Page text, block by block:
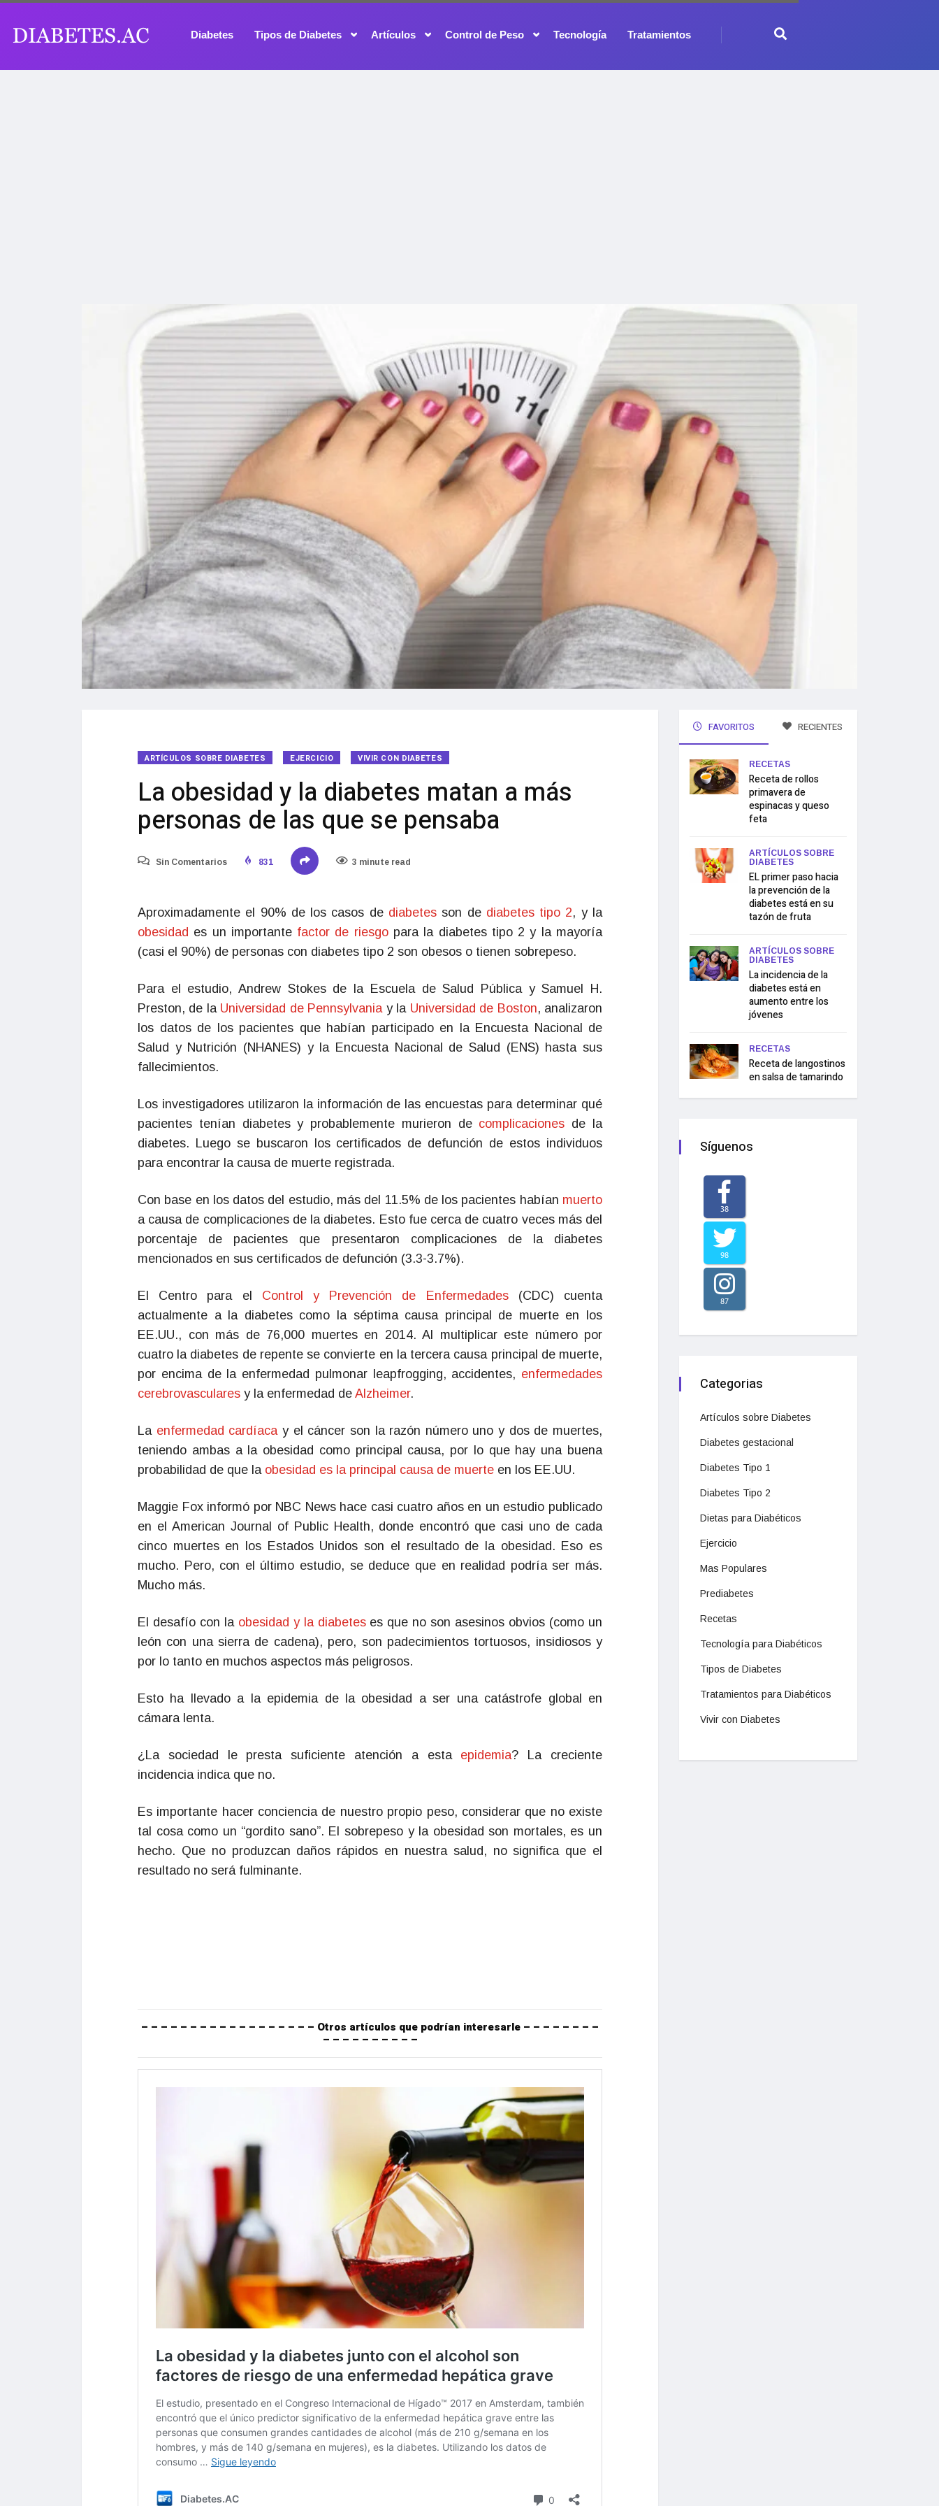
Diabetes Tipos de Diabetes Artículos Control de Peso Tecnología Tratamientos
ARTÍCULOS SOBRE DIABETES EJERCICIO VIVIR CON DIABETES
La obesidad y la diabetes matan a más
personas de las que se pensaba
Sin Comentarios 831 3 minute read
Aproximadamente el 90% de los casos de diabetesson de diabetes tipo 2, y la
obesidad es un importante factor de riesgopara la diabetes tipo 2 y la mayoría
(casi el 90%) de personas con diabetes tipo 2 son obesos o tienen sobrepeso.
Para el estudio, Andrew Stokes de la Escuela de Salud Pública y Samuel H.
Preston, de la Universidad de Pennsylvaniay la Universidad de Boston, analizaron
los datos de los pacientes que habían participado en la Encuesta Nacional de
Salud y Nutrición (NHANES) y la Encuesta Nacional de Salud (ENS) hasta sus
fallecimientos.
Los investigadores utilizaron la información de las encuestas para determinar qué
pacientes tenían diabetes y probablemente murieron de complicaciones de la
diabetes. Luego se buscaron los certificados de defunción de estos individuos
para encontrar la causa de muerte registrada.
Con base en los datos del estudio, más del 11.5% de los pacientes habían muerto
a causa de complicaciones de la diabetes. Esto fue cerca de cuatro veces más del
porcentaje de pacientes que presentaron complicaciones de la diabetes
mencionados en sus certificados de defunción (3.3-3.7%).
El Centro para el Control y Prevención de Enfermedades(CDC) cuenta
actualmente a la diabetes como la séptima causa principal de muerte en los
EE.UU., con más de 76,000 muertes en 2014. Al multiplicar este número por
cuatro la diabetes de repente se convierte en la tercera causa principal de muerte,
por encima de la enfermedad pulmonar leapfrogging, accidentes, enfermedades
cerebrovasculares y la enfermedad de Alzheimer.
La enfermedad cardíacay el cáncer son la razón número uno y dos de muertes,
teniendo ambas a la obesidad como principal causa, por lo que hay una buena
probabilidad de que la obesidad es la principal causa de muerte en los EE.UU.
Maggie Fox informó por NBC News hace casi cuatro años en un estudio publicado
en el American Journal of Public Health, donde encontró que casi uno de cada
cinco muertes en los Estados Unidos son el resultado de la obesidad. Eso es
mucho. Pero, con el último estudio, se deduce que en realidad podría ser más.
Mucho más.
El desafío con la obesidad y la diabeteses que no son asesinos obvios (como un
león con una sierra de cadena), pero, son padecimientos tortuosos, insidiosos y
por lo tanto en muchos aspectos más peligrosos.
Esto ha llevado a la epidemia de la obesidad a ser una catástrofe global en
cámara lenta.
¿La sociedad le presta suficiente atención a esta epidemia? La creciente
incidencia indica que no.
Es importante hacer conciencia de nuestro propio peso, considerar que no existe
tal cosa como un “gordito sano”. El sobrepeso y la obesidad son mortales, es un
hecho. Que no produzcan daños rápidos en nuestra salud, no significa que el
resultado no será fulminante.
– – – – – – – – – – – – – – – – – – Otros artículos que podrían interesarle – – – – – – – –
– – – – – – – – – –
FAVORITOS RECIENTES
RECETAS
Receta de rollos
primavera de
espinacas y queso
feta
ARTÍCULOS SOBRE
DIABETES
EL primer paso hacia
la prevención de la
diabetes está en su
tazón de fruta
ARTÍCULOS SOBRE
DIABETES
La incidencia de la
diabetes está en
aumento entre los
jóvenes
RECETAS
Receta de langostinos
en salsa de tamarindo
Síguenos
38
98
87
Categorias
Artículos sobre Diabetes
Diabetes gestacional
Diabetes Tipo 1
Diabetes Tipo 2
Dietas para Diabéticos
Ejercicio
Mas Populares
Prediabetes
Recetas
Tecnología para Diabéticos
Tipos de Diabetes
Tratamientos para Diabéticos
Vivir con Diabetes